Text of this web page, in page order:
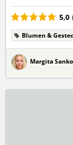
5,0
Blumen &
Margita